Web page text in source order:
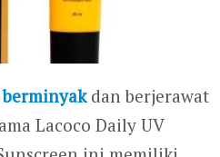
dan berjerawat
Lacoco Daily UV